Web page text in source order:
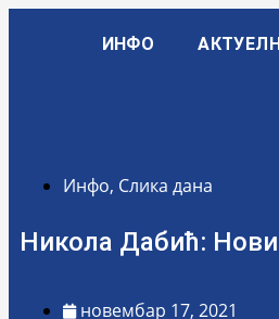
ИНФО
Инфо, Слика дана
Никола Дабић:
новембар 17, 2021